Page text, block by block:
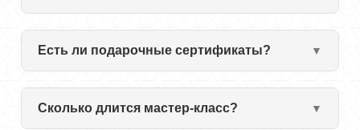
Есть ли подарочные сертификаты?
Сколько длится мастер-класс?